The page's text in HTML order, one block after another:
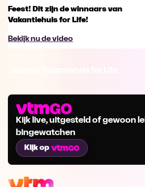
Feest! Dit zijn de winnaars van
Vakantiehuis for Life!
Bekijk nu de video
Kijk live, uitgesteld of gewoon
bingewatchen
Kijk op